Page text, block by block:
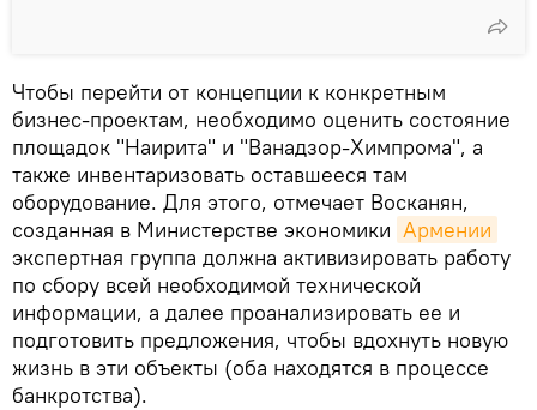
Чтобы перейти от концепции к конкретным
бизнес-проектам, необходимо оценить состояние
площадок "Наирита" и "Ванадзор-Химпрома", а
также инвентаризовать оставшееся там
оборудование. Для этого, отмечает Восканян,
созданная в Министерстве экономики Армении
экспертная группа должна активизировать работу
по сбору всей необходимой технической
информации, а далее проанализировать ее и
подготовить предложения, чтобы вдохнуть новую
жизнь в эти объекты (оба находятся в процессе
банкротства).